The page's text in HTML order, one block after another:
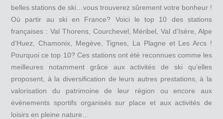
belles stations de ski…vous trouverez sûrement votre bonheur !
Où partir au ski en France? Voici le top 10 des stations
françaises : Val Thorens, Courchevel, Méribel, Val d’Isère, Alpe
d’Huez, Chamonix, Megève, Tignes, La Plagne et Les Arcs !
Pourquoi ce top 10? Ces stations ont été reconnues comme les
meilleures notamment grâce aux activités de ski qu’elles
proposent, à la diversification de leurs autres prestations, à la
valorisation du patrimoine de leur région ou encore aux
évènements sportifs organisés sur place et aux activités de
loisirs en pleine nature…